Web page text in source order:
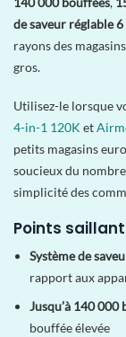
de saveur réglable 6
rayons des
gros.
Utilisez-le lorsque
4-in-1 120K et
petits magasins
soucieux du
simplicité des
Points
Système de
rapport aux
Jusqu’à 140 000
bouffée élevée